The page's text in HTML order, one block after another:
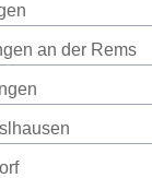
an der Rems